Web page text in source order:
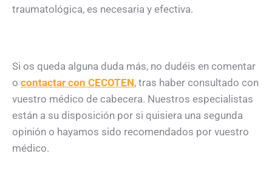
traumatológica, es necesaria y efectiva.
Si os queda alguna duda más, no dudéis en comentar
o contactar con CECOTEN, tras haber consultado con
vuestro médico de cabecera. Nuestros especialistas
están a su disposición por si quisiera una segunda
opinión o hayamos sido recomendados por vuestro
médico.